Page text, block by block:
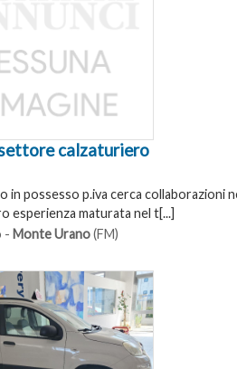
calzaturiero
in possesso p.iva cerca collaborazioni
esperienza maturata nel t[...]
- Monte Urano(FM)